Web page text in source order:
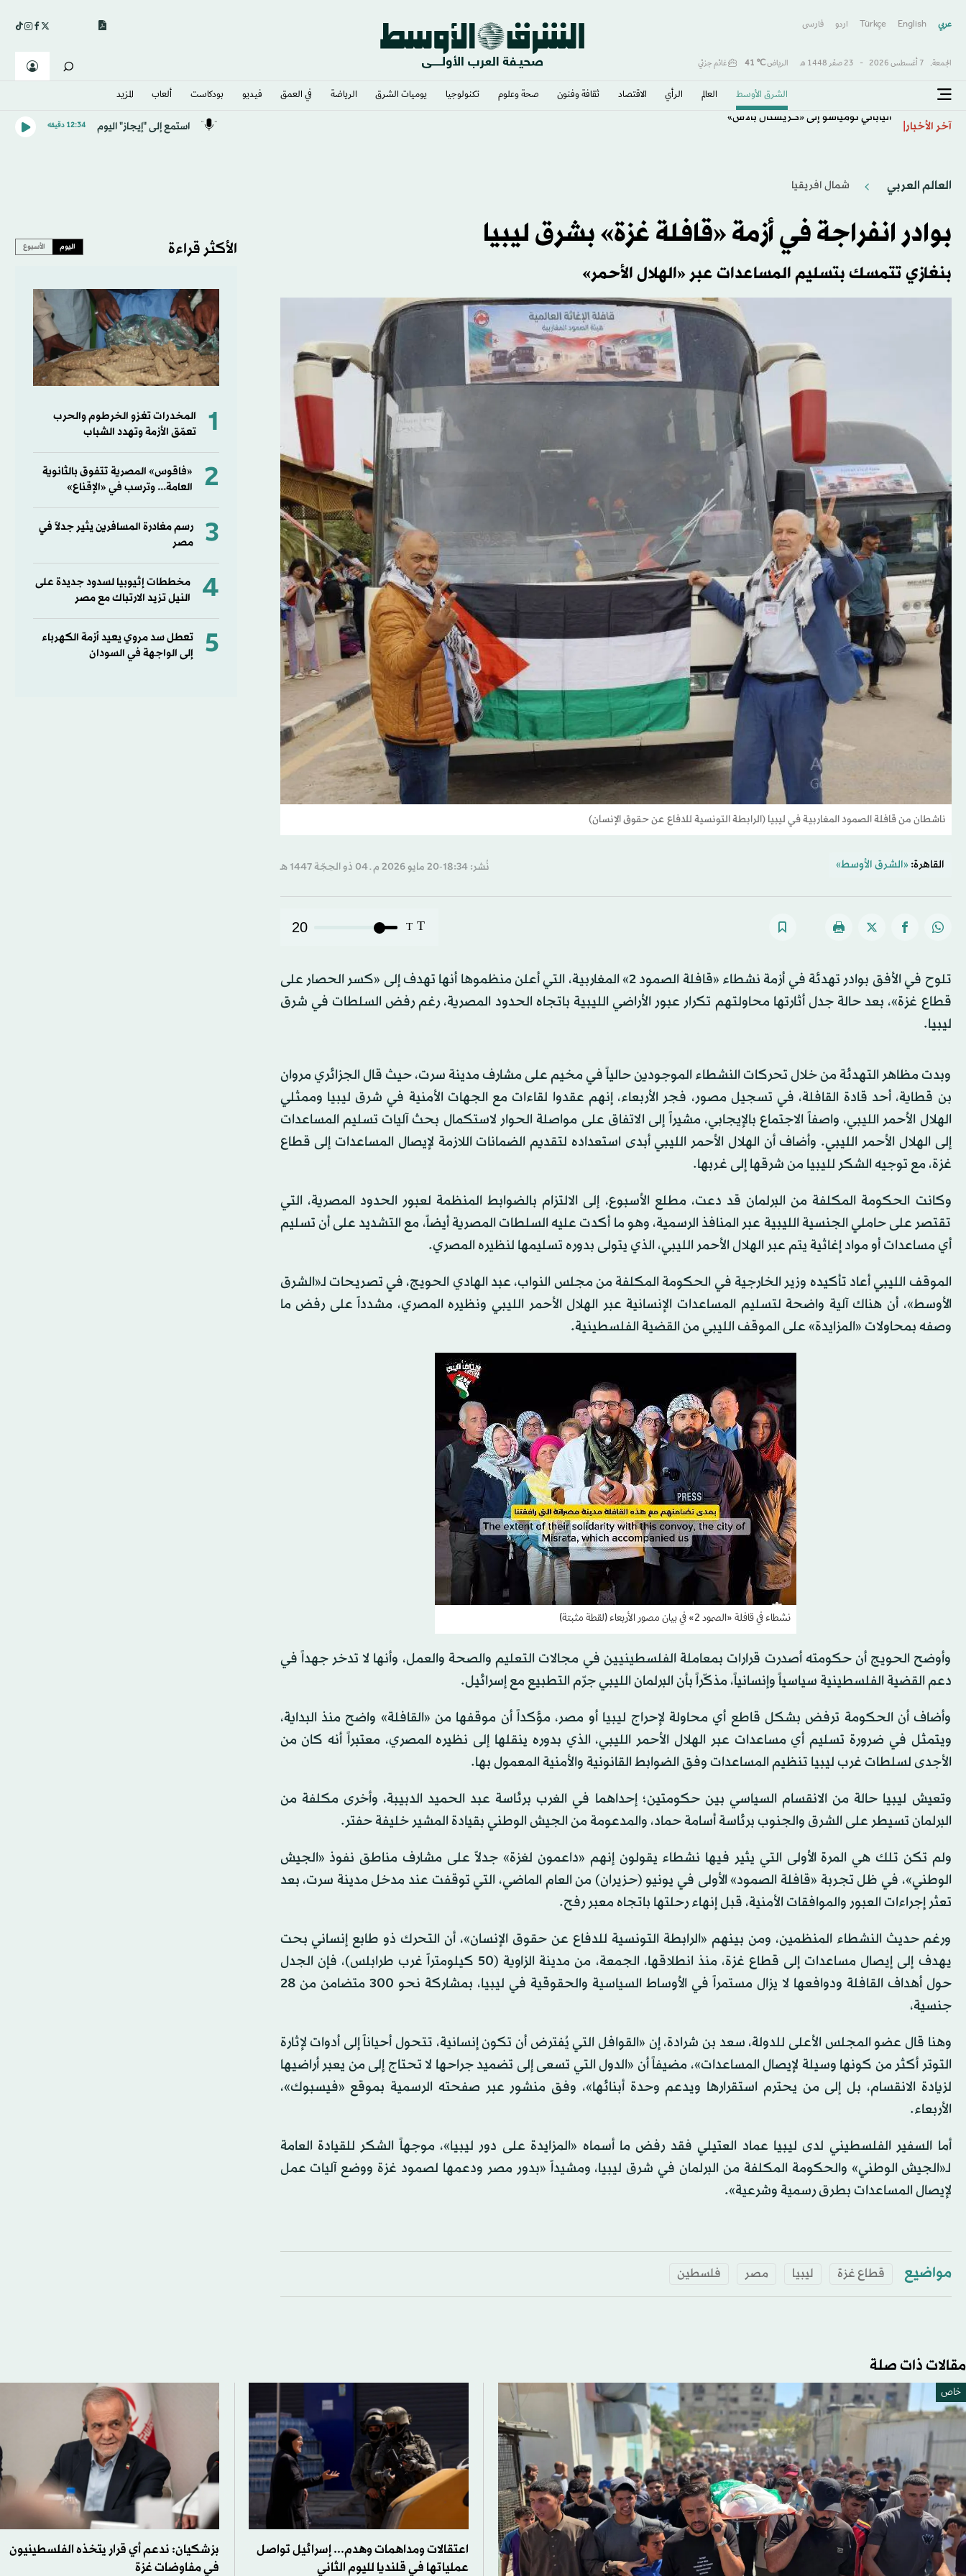
عربي English
Türkçe اردو فارسى
الجمعة, 7 أغسطس 2026 - 23 صفَر 1448 هـ الرياض℃
41 غائم جزئي
الشرق الأوسط​ العالم الرأي الاقتصاد ثقافة وفنون صحة وعلوم تكنولوجيا يوميات الشرق​ الرياضة في العمق فيديو بودكاست ألعاب المزيد
آخر الأخبار الياباني تومياسو إلى «كريستال بالاس» استمع إلى "إيجاز" اليوم 12:34 دقيقه
العالم العربي شمال افريقيا
بوادر انفراجة في أزمة «قافلة غزة» بشرق ليبيا
بنغازي تتمسك بتسليم المساعدات عبر «الهلال الأحمر»
ناشطان من قافلة الصمود المغاربية في ليبيا (الرابطة التونسية للدفاع عن حقوق الإنسان)
القاهرة: «الشرق الأوسط» نُشر: 18:34-20 مايو 2026 م ـ 04 ذو الحِجّة 1447 هـ
T
T
20
تلوح في الأفق بوادر تهدئة في أزمة نشطاء «قافلة الصمود 2» المغاربية، التي أعلن منظموها أنها تهدف إلى «كسر الحصار على
قطاع غزة»، بعد حالة جدل أثارتها محاولتهم تكرار عبور الأراضي الليبية باتجاه الحدود المصرية، رغم رفض السلطات في شرق
ليبيا.
وبدت مظاهر التهدئة من خلال تحركات النشطاء الموجودين حالياً في مخيم على مشارف مدينة سرت، حيث قال الجزائري مروان
بن قطاية، أحد قادة القافلة، في تسجيل مصور، فجر الأربعاء، إنهم عقدوا لقاءات مع الجهات الأمنية في شرق ليبيا وممثلي
الهلال الأحمر الليبي، واصفاً الاجتماع بالإيجابي، مشيراً إلى الاتفاق على مواصلة الحوار لاستكمال بحث آليات تسليم المساعدات
إلى الهلال الأحمر الليبي. وأضاف أن الهلال الأحمر الليبي أبدى استعداده لتقديم الضمانات اللازمة لإيصال المساعدات إلى قطاع
غزة، مع توجيه الشكر لليبيا من شرقها إلى غربها.
وكانت الحكومة المكلفة من البرلمان قد دعت، مطلع الأسبوع، إلى الالتزام بالضوابط المنظمة لعبور الحدود المصرية، التي
تقتصر على حاملي الجنسية الليبية عبر المنافذ الرسمية، وهو ما أكدت عليه السلطات المصرية أيضاً، مع التشديد على أن تسليم
أي مساعدات أو مواد إغاثية يتم عبر الهلال الأحمر الليبي، الذي يتولى بدوره تسليمها لنظيره المصري.
الموقف الليبي أعاد تأكيده وزير الخارجية في الحكومة المكلفة من مجلس النواب، عبد الهادي الحويج، في تصريحات لـ«الشرق
الأوسط»، أن هناك آلية واضحة لتسليم المساعدات الإنسانية عبر الهلال الأحمر الليبي ونظيره المصري، مشدداً على رفض ما
وصفه بمحاولات «المزايدة» على الموقف الليبي من القضية الفلسطينية.
نشطاء في قافلة «الصمود 2» في بيان مصور الأربعاء (لقطة مثبتة)
وأوضح الحويج أن حكومته أصدرت قرارات بمعاملة الفلسطينيين في مجالات التعليم والصحة والعمل، وأنها لا تدخر جهداً في
دعم القضية الفلسطينية سياسياً وإنسانياً، مذكّراً بأن البرلمان الليبي جرّم التطبيع مع إسرائيل.
وأضاف أن الحكومة ترفض بشكل قاطع أي محاولة لإحراج ليبيا أو مصر، مؤكداً أن موقفها من «القافلة» واضح منذ البداية،
ويتمثل في ضرورة تسليم أي مساعدات عبر الهلال الأحمر الليبي، الذي بدوره ينقلها إلى نظيره المصري، معتبراً أنه كان من
الأجدى لسلطات غرب ليبيا تنظيم المساعدات وفق الضوابط القانونية والأمنية المعمول بها.
وتعيش ليبيا حالة من الانقسام السياسي بين حكومتين؛ إحداهما في الغرب برئاسة عبد الحميد الدبيبة، وأخرى مكلفة من
البرلمان تسيطر على الشرق والجنوب برئاسة أسامة حماد، والمدعومة من الجيش الوطني بقيادة المشير خليفة حفتر.
ولم تكن تلك هي المرة الأولى التي يثير فيها نشطاء يقولون إنهم «داعمون لغزة» جدلاً على مشارف مناطق نفوذ «الجيش
الوطني»، في ظل تجربة «قافلة الصمود» الأولى في يونيو (حزيران) من العام الماضي، التي توقفت عند مدخل مدينة سرت، بعد
تعثر إجراءات العبور والموافقات الأمنية، قبل إنهاء رحلتها باتجاه معبر رفح.
ورغم حديث النشطاء المنظمين، ومن بينهم «الرابطة التونسية للدفاع عن حقوق الإنسان»، أن التحرك ذو طابع إنساني بحت
يهدف إلى إيصال مساعدات إلى قطاع غزة، منذ انطلاقها، الجمعة، من مدينة الزاوية (50 كيلومتراً غرب طرابلس)، فإن الجدل
حول أهداف القافلة ودوافعها لا يزال مستمراً في الأوساط السياسية والحقوقية في ليبيا، بمشاركة نحو 300 متضامن من 28
جنسية،
وهنا قال عضو المجلس الأعلى للدولة، سعد بن شرادة، إن «القوافل التي يُفترض أن تكون إنسانية، تتحول أحياناً إلى أدوات لإثارة
التوتر أكثر من كونها وسيلة لإيصال المساعدات»، مضيفاً أن «الدول التي تسعى إلى تضميد جراحها لا تحتاج إلى من يعبر أراضيها
لزيادة الانقسام، بل إلى من يحترم استقرارها ويدعم وحدة أبنائها»، وفق منشور عبر صفحته الرسمية بموقع «فيسبوك»،
الأربعاء.
أما السفير الفلسطيني لدى ليبيا عماد العتيلي فقد رفض ما أسماه «المزايدة على دور ليبيا»، موجهاً الشكر للقيادة العامة
لـ«الجيش الوطني» والحكومة المكلفة من البرلمان في شرق ليبيا، ومشيداً «بدور مصر ودعمها لصمود غزة ووضع آليات عمل
لإيصال المساعدات بطرق رسمية وشرعية».
مواضيع قطاع غزة ليبيا مصر فلسطين
الأكثر قراءة اليوم الأسبوع
1
المخدرات تغزو الخرطوم والحرب
تعمّق الأزمة وتهدد الشباب
2
«فاقوس» المصرية تتفوق بالثانوية
العامة... وترسب في «الإقناع»
3
رسم مغادرة المسافرين يثير جدلاً في
مصر
4
مخططات إثيوبيا لسدود جديدة على
النيل تزيد الارتباك مع مصر
5
تعطل سد مروي يعيد أزمة الكهرباء
إلى الواجهة في السودان
مقالات ذات صلة
خاص
اعتقالات ومداهمات وهدم... إسرائيل تواصل
عملياتها في قلنديا لليوم الثاني
بزشكيان: ندعم أي قرار يتخذه الفلسطينيون
في مفاوضات غزة